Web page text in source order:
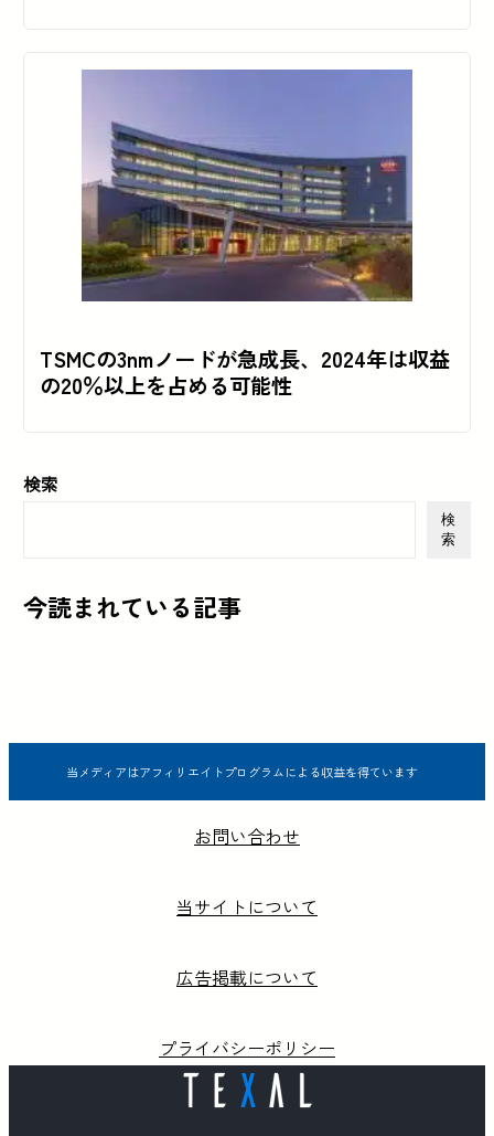
TSMCの3nmノードが急成長、2024年は収益
の20％以上を占める可能性
検索
検
索
今読まれている記事
当メディアはアフィリエイトプログラムによる収益を得ています
お問い合わせ
当サイトについて
広告掲載について
プライバシーポリシー